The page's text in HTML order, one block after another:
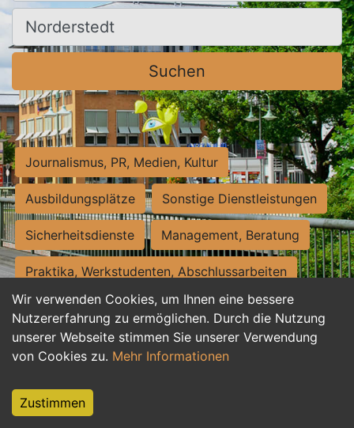
Wir verwenden Cookies, um Ihnen eine bessere
Nutzererfahrung zu ermöglichen. Durch die Nutzung
unserer Webseite stimmen Sie unserer Verwendung
von Cookies zu. Mehr Informationen
Zustimmen
Ort, Stadt
Suchen
Journalismus, PR, Medien, Kultur
Ausbildungsplätze Sonstige Dienstleistungen
Sicherheitsdienste Management, Beratung
Praktika, Werkstudenten, Abschlussarbeiten
Personalwesen Assistenz, Sekretariat
Hilfskräfte, Aushilfs- und Nebenjobs
Weiterbildung, Studium, duale Ausbildung